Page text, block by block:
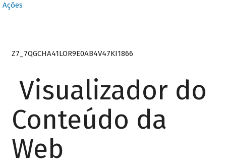
Ações
Z7_7QGCHA41LOR9E0AB4V47KI1866
Visualizador do
Conteúdo da
Web